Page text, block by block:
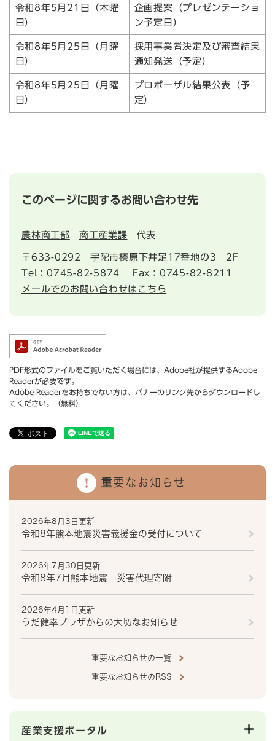
令和8年5月21日（木曜
日）
企画提案（プレゼンテーショ
ン予定日）
令和8年5月25日（月曜
日）
採用事業者決定及び審査結果
通知発送（予定）
令和8年5月25日（月曜
日）
プロポーザル結果公表（予
定）
このページに関するお問い合わせ先
農林商工部 商工産業課 代表
〒633-0292
宇陀市榛原下井足17番地の3 2F
Tel：0745-82-5874
Fax：0745-82-8211
メールでのお問い合わせはこちら
PDF形式のファイルをご覧いただく場合には、Adobe社が提供するAdobe
Readerが必要です。
Adobe Readerをお持ちでない方は、バナーのリンク先からダウンロードし
てください。（無料）
重要なお知らせ
2026年8月3日更新
令和8年熊本地震災害義援金の受付について
2026年7月30日更新
令和8年7月熊本地震 災害代理寄附
2026年4月1日更新
うだ健幸プラザからの大切なお知らせ
重要なお知らせの一覧
重要なお知らせのRSS
産業支援ポータル